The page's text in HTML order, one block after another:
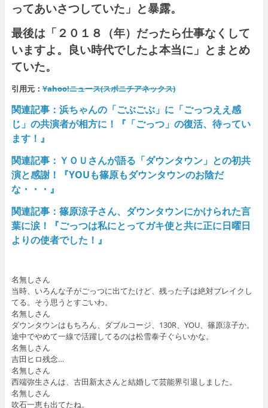
ってあいさつしていた」と暴露。
最後は「２０１８（年）だったら仕事なくして
いますよ。良い時代でしたよ本当に」とまとめ
ていた。
引用元： Yahoo!ニュース(スポニチアネックス)
関連記事： 浜ちゃんの「ごぶごぶ」に「ごっつええ感
じ」の共演者が相方に！『「ごっつ」の復活、待ってい
ます！』
関連記事：ＹＯＵさんが語る「ダウンタウン」との初共
演と感謝！『YOUも篠原もダウンタウンのお陰だ
な・・・』
関連記事：篠原涼子さん、ダウンタウンにかけられた言
葉に涙！『ごっつは私にとってガキ使と共に正に日曜日
よりの使者でした！』
名無しさん
当時、いろんな子がごっつに出てたけど、残った子は絶対ブレイクし
てる。そう思うとすごいわ。
名無しさん
ダウンタウンはもちろん、ダブルコージ、130R、YOU、篠原涼子か。
途中でやめて一線で活躍してるのは松雪泰子ぐらいかな。
名無しさん
吉田ヒロ残念…
名無しさん
西端弥生さんは、古田新太さんと結婚して芸能界引退しました。
名無しさん
吹石一恵も出てたね。